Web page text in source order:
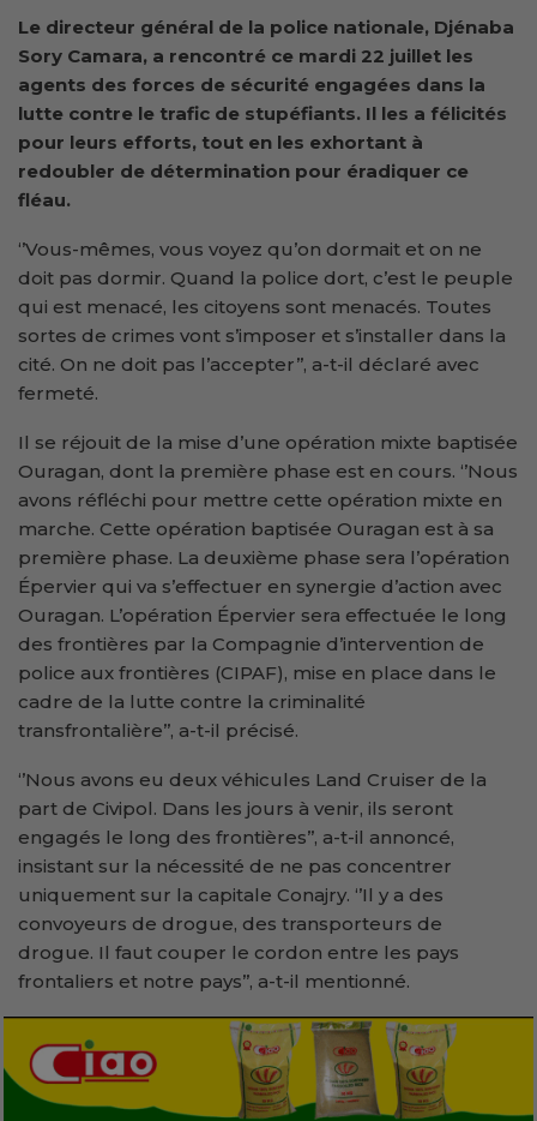
Le directeur général de la police nationale, Djénaba
Sory Camara, a rencontré ce mardi 22 juillet les
agents des forces de sécurité engagées dans la
lutte contre le trafic de stupéfiants. Il les a félicités
pour leurs efforts, tout en les exhortant à
redoubler de détermination pour éradiquer ce
fléau.
‘’Vous-mêmes, vous voyez qu’on dormait et on ne
doit pas dormir. Quand la police dort, c’est le peuple
qui est menacé, les citoyens sont menacés. Toutes
sortes de crimes vont s’imposer et s’installer dans la
cité. On ne doit pas l’accepter’’, a-t-il déclaré avec
fermeté.
Il se réjouit de la mise d’une opération mixte baptisée
Ouragan, dont la première phase est en cours. ‘’Nous
avons réfléchi pour mettre cette opération mixte en
marche. Cette opération baptisée Ouragan est à sa
première phase. La deuxième phase sera l’opération
Épervier qui va s’effectuer en synergie d’action avec
Ouragan. L’opération Épervier sera effectuée le long
des frontières par la Compagnie d’intervention de
police aux frontières (CIPAF), mise en place dans le
cadre de la lutte contre la criminalité
transfrontalière’’, a-t-il précisé.
‘’Nous avons eu deux véhicules Land Cruiser de la
part de Civipol. Dans les jours à venir, ils seront
engagés le long des frontières’’, a-t-il annoncé,
insistant sur la nécessité de ne pas concentrer
uniquement sur la capitale Conajry. ‘’Il y a des
convoyeurs de drogue, des transporteurs de
drogue. Il faut couper le cordon entre les pays
frontaliers et notre pays’’, a-t-il mentionné.